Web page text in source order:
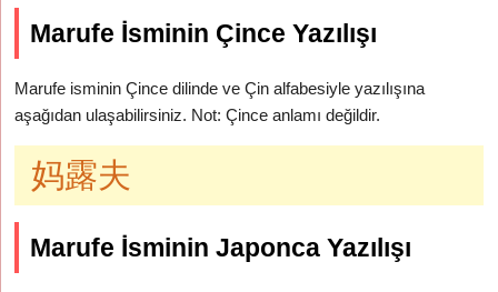
Marufe İsminin Çince Yazılışı
Marufe isminin Çince dilinde ve Çin alfabesiyle yazılışına
aşağıdan ulaşabilirsiniz. Not: Çince anlamı değildir.
妈露夫
Marufe İsminin Japonca Yazılışı